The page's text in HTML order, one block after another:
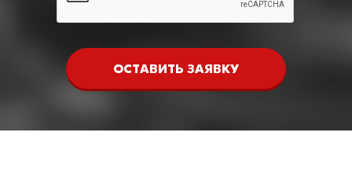
ОСТАВИТЬ ЗАЯВКУ